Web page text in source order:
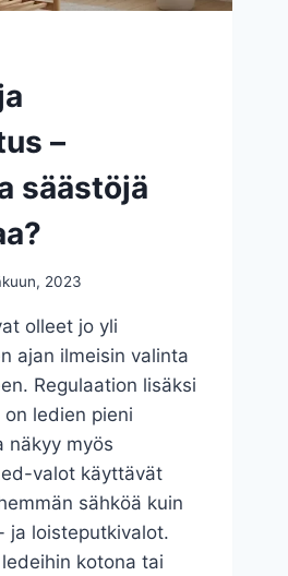
–
säästöjä
2023
olleet jo yli
ajan ilmeisin valinta
Regulaation lisäksi
ledien pieni
näkyy myös
valot käyttävät
sähköä kuin
ja loisteputkivalot.
kotona tai